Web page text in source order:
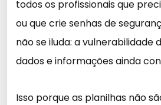
todos os profissionais que
ou que crie senhas de
não se iluda: a vulnerabilidade
dados e informações ainda
Isso porque as planilhas não